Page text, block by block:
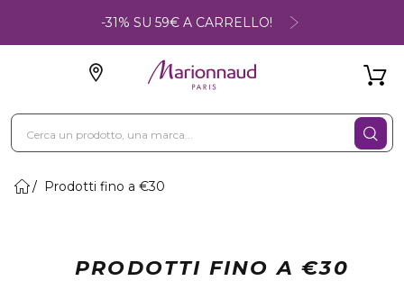
-31% SU 59€ A CARRELLO!
Prodotti fino a €30
PRODOTTI FINO A €30